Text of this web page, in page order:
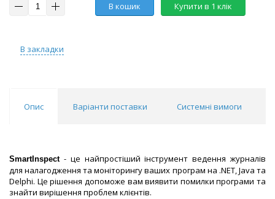
В кошик Купити в 1 клік
В закладки
Опис Варіанти поставки Системні вимоги
SmartInspect- це найпростіший інструмент ведення журналів
для налагодження та моніторингу ваших програм на .NET, Java та
Delphi. Це рішення допоможе вам виявити помилки програми та
знайти вирішення проблем клієнтів.